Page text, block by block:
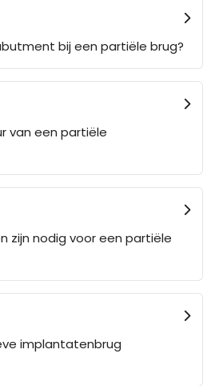
bij een partiële brug?
van een partiële
zijn nodig voor een partiële
implantatenbrug